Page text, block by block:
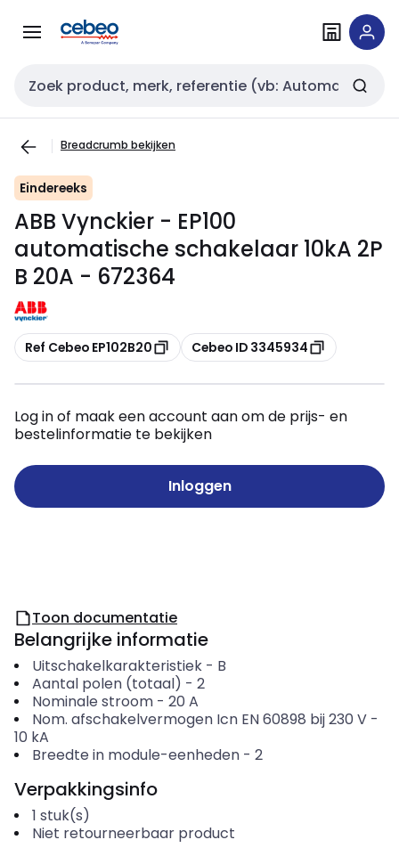
naar
naar
Zoekveld invoer
Breadcrumb bekijken
Eindereeks
ABB Vynckier - EP100
automatische schakelaar 10kA 2P
B 20A - 672364
Kopiëren
Ref Cebeo EP102B20 Kopiëren
Cebeo ID 3345934
Log in of maak een account aan om de prijs- en
bestelinformatie te bekijken
Inloggen
Toon documentatie
Belangrijke informatie
Uitschakelkarakteristiek- B
Aantal polen (totaal) - 2
Nominale stroom- 20 A
Nom. afschakelvermogen Icn EN 60898 bij 230 V-
10 kA
Breedte in module-eenheden- 2
Verpakkingsinfo
1 stuk(s)
Niet retourneerbaar product